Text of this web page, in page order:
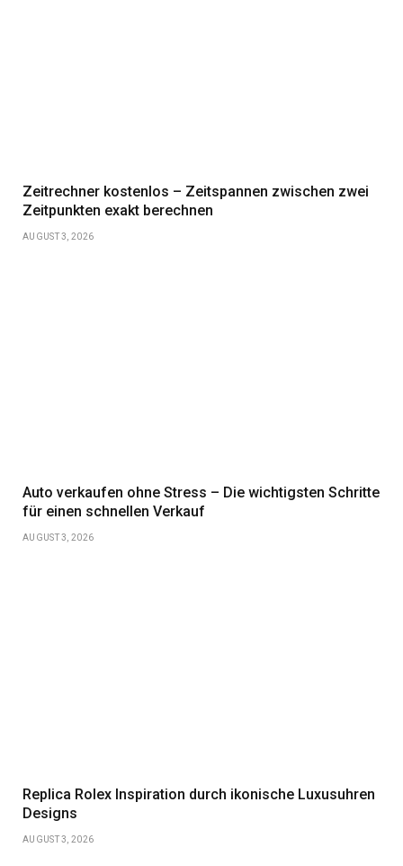
Zeitrechner kostenlos – Zeitspannen zwischen zwei
Zeitpunkten exakt berechnen
AUGUST 3, 2026
Auto verkaufen ohne Stress – Die wichtigsten Schritte
für einen schnellen Verkauf
AUGUST 3, 2026
Replica Rolex Inspiration durch ikonische Luxusuhren
Designs
AUGUST 3, 2026